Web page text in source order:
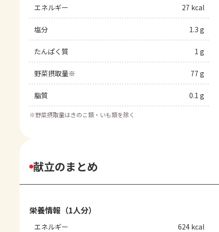
エネルギー 27 kcal
塩分 1.3 g
たんぱく質 1 g
野菜摂取量※ 77 g
脂質 0.1 g
※野菜摂取量はきのこ類・いも類を除く
献立のまとめ
栄養情報（1人分）
エネルギー 624 kcal